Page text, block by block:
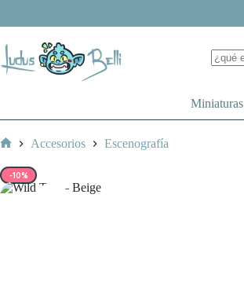
Miniaturas
Accesorios Escenografía
-10%